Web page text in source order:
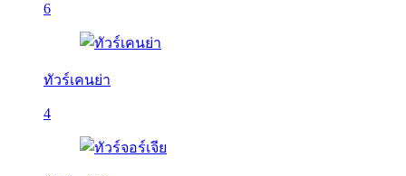
6
ทัวร์เคนย่า
4